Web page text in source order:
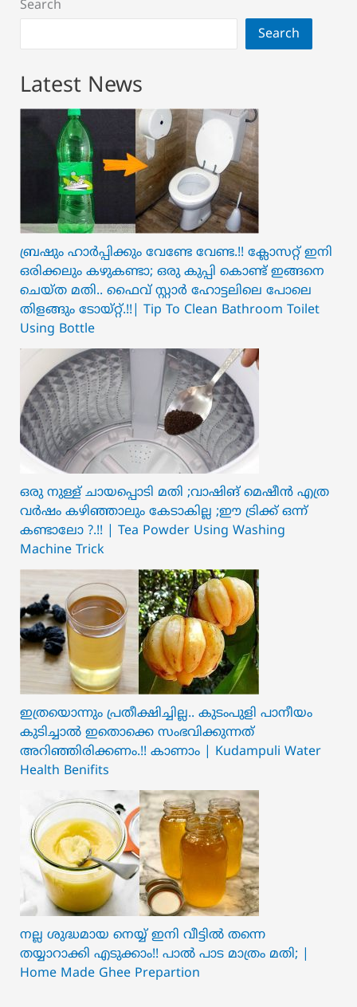
Search
Search
Latest News
ബ്രഷും ഹാർപ്പിക്കും വേണ്ടേ വേണ്ട.!! ക്ലോസറ്റ് ഇനി
ഒരിക്കലും കഴുകണ്ടാ; ഒരു കുപ്പി കൊണ്ട് ഇങ്ങനെ
ചെയ്ത മതി.. ഫൈവ് സ്റ്റാർ ഹോട്ടലിലെ പോലെ
തിളങ്ങും ടോയ്റ്റ്.!!| Tip To Clean Bathroom Toilet
Using Bottle
ഒരു നുള്ള് ചായപ്പൊടി മതി ;വാഷിങ് മെഷീൻ എത്ര
വർഷം കഴിഞ്ഞാലും കേടാകില്ല ;ഈ ട്രിക്ക് ഒന്ന്
കണ്ടാലോ ?.!! | Tea Powder Using Washing
Machine Trick
ഇത്രയൊന്നും പ്രതീക്ഷിച്ചില്ല.. ക‍ു‌ടംപുളി പാനീയം
കുടിച്ചാൽ ഇതൊക്കെ സംഭവിക്കുന്നത്
അറിഞ്ഞിരിക്കണം.!! കാണാം | Kudampuli Water
Health Benifits
നല്ല ശുദ്ധമായ നെയ്യ് ഇനി വീട്ടിൽ തന്നെ
തയ്യാറാക്കി എടുക്കാം!! പാൽ പാട മാത്രം മതി; |
Home Made Ghee Prepartion